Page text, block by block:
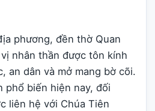
phương, đền thờ Quan
nhân thần được tôn kính
an dân và mở mang bờ cõi.
phổ biến hiện nay, đối
liên hệ với Chúa Tiên